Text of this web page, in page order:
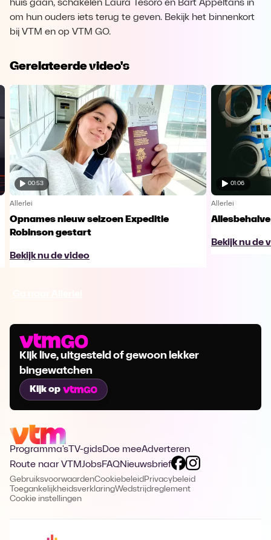
huis gaan, schakelen Laura Tesoro en Bart Appeltans in
om hun ouders iets terug te geven. Bekijk het binnenkort
bij VTM en op VTM GO.
Gerelateerde video's
00:53
Allerlei
Opnames nieuw seizoen Expeditie
Robinson gestart
Bekijk nu de video
01:06
Allerlei
Allesbehalve
Bekijk nu de
Kijk live, uitgesteld of gewoon lekker
bingewatchen
Kijk op
Programma's TV-gidsDoe meeAdverteren
Route naar VTMJobsFAQNieuwsbrief
GebruiksvoorwaardenCookiebeleid Privacybeleid
ToegankelijkheidsverklaringWedstrijdreglement
Cookie instellingen